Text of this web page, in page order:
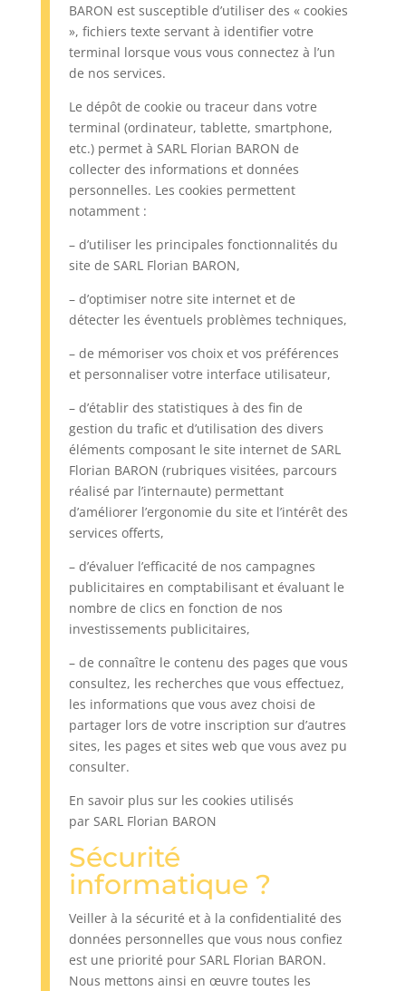
BARON est susceptible d’utiliser des « cookies
», fichiers texte servant à identifier votre
terminal lorsque vous vous connectez à l’un
de nos services.
Le dépôt de cookie ou traceur dans votre
terminal (ordinateur, tablette, smartphone,
etc.) permet à SARL Florian BARON de
collecter des informations et données
personnelles. Les cookies permettent
notamment :
– d’utiliser les principales fonctionnalités du
site de SARL Florian BARON,
– d’optimiser notre site internet et de
détecter les éventuels problèmes techniques,
– de mémoriser vos choix et vos préférences
et personnaliser votre interface utilisateur,
– d’établir des statistiques à des fin de
gestion du trafic et d’utilisation des divers
éléments composant le site internet de SARL
Florian BARON (rubriques visitées, parcours
réalisé par l’internaute) permettant
d’améliorer l’ergonomie du site et l’intérêt des
services offerts,
– d’évaluer l’efficacité de nos campagnes
publicitaires en comptabilisant et évaluant le
nombre de clics en fonction de nos
investissements publicitaires,
– de connaître le contenu des pages que vous
consultez, les recherches que vous effectuez,
les informations que vous avez choisi de
partager lors de votre inscription sur d’autres
sites, les pages et sites web que vous avez pu
consulter.
En savoir plus sur les cookies utilisés
par SARL Florian BARON
Sécurité
informatique ?
Veiller à la sécurité et à la confidentialité des
données personnelles que vous nous confiez
est une priorité pour SARL Florian BARON.
Nous mettons ainsi en œuvre toutes les